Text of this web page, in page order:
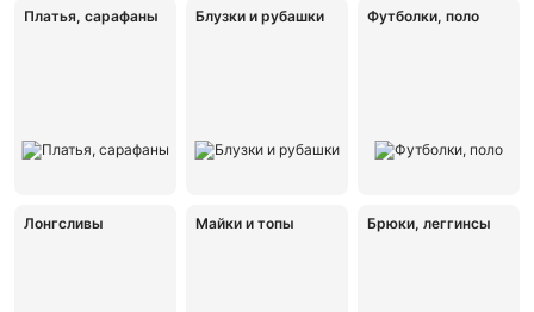
Платья, сарафаны Блузки и рубашки Футболки, поло
Лонгсливы Майки и топы Брюки, леггинсы